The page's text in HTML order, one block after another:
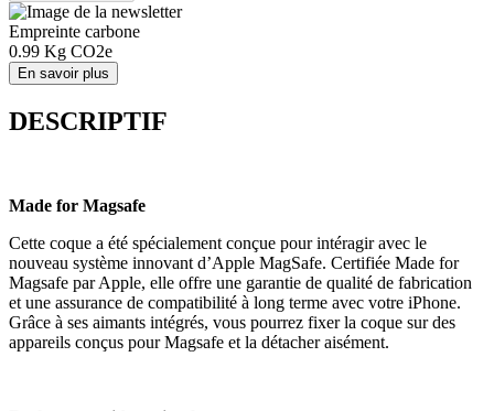
Empreinte carbone
0.99 Kg CO2e
En savoir plus
DESCRIPTIF
Made for Magsafe
Cette coque a été spécialement conçue pour intéragir avec le
nouveau système innovant d’Apple MagSafe. Certifiée Made for
Magsafe par Apple, elle offre une garantie de qualité de fabrication
et une assurance de compatibilité à long terme avec votre iPhone.
Grâce à ses aimants intégrés, vous pourrez fixer la coque sur des
appareils conçus pour Magsafe et la détacher aisément.